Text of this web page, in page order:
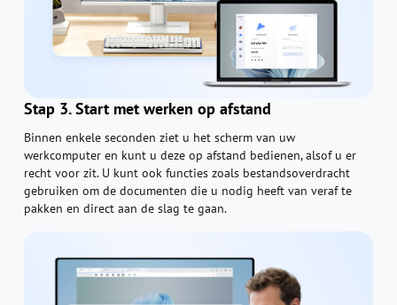
Stap 3. Start met werken op afstand
Binnen enkele seconden ziet u het scherm van uw
werkcomputer en kunt u deze op afstand bedienen, alsof u er
recht voor zit. U kunt ook functies zoals bestandsoverdracht
gebruiken om de documenten die u nodig heeft van veraf te
pakken en direct aan de slag te gaan.